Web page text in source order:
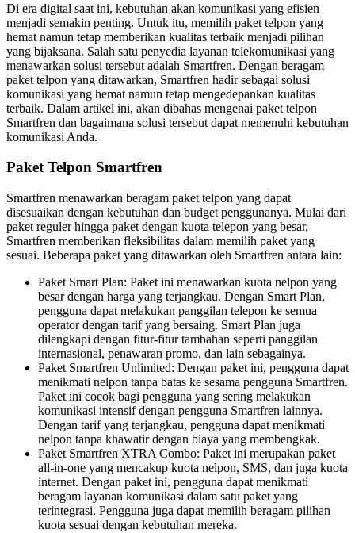
Di era digital saat ini, kebutuhan akan komunikasi yang efisien
menjadi semakin penting. Untuk itu, memilih paket telpon yang
hemat namun tetap memberikan kualitas terbaik menjadi pilihan
yang bijaksana. Salah satu penyedia layanan telekomunikasi yang
menawarkan solusi tersebut adalah Smartfren. Dengan beragam
paket telpon yang ditawarkan, Smartfren hadir sebagai solusi
komunikasi yang hemat namun tetap mengedepankan kualitas
terbaik. Dalam artikel ini, akan dibahas mengenai paket telpon
Smartfren dan bagaimana solusi tersebut dapat memenuhi kebutuhan
komunikasi Anda.
Paket Telpon Smartfren
Smartfren menawarkan beragam paket telpon yang dapat
disesuaikan dengan kebutuhan dan budget penggunanya. Mulai dari
paket reguler hingga paket dengan kuota telepon yang besar,
Smartfren memberikan fleksibilitas dalam memilih paket yang
sesuai. Beberapa paket yang ditawarkan oleh Smartfren antara lain:
Paket Smart Plan: Paket ini menawarkan kuota nelpon yang
besar dengan harga yang terjangkau. Dengan Smart Plan,
pengguna dapat melakukan panggilan telepon ke semua
operator dengan tarif yang bersaing. Smart Plan juga
dilengkapi dengan fitur-fitur tambahan seperti panggilan
internasional, penawaran promo, dan lain sebagainya.
Paket Smartfren Unlimited: Dengan paket ini, pengguna dapat
menikmati nelpon tanpa batas ke sesama pengguna Smartfren.
Paket ini cocok bagi pengguna yang sering melakukan
komunikasi intensif dengan pengguna Smartfren lainnya.
Dengan tarif yang terjangkau, pengguna dapat menikmati
nelpon tanpa khawatir dengan biaya yang membengkak.
Paket Smartfren XTRA Combo: Paket ini merupakan paket
all-in-one yang mencakup kuota nelpon, SMS, dan juga kuota
internet. Dengan paket ini, pengguna dapat menikmati
beragam layanan komunikasi dalam satu paket yang
terintegrasi. Pengguna juga dapat memilih beragam pilihan
kuota sesuai dengan kebutuhan mereka.